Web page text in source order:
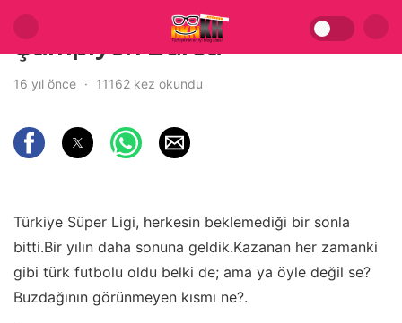
Şampiyon Bursa
16 yıl önce 11162 kez okundu
Türkiye Süper Ligi, herkesin beklemediği bir sonla
bitti.Bir yılın daha sonuna geldik.Kazanan her zamanki
gibi türk futbolu oldu belki de; ama ya öyle değil se?
Buzdağının görünmeyen kısmı ne?.